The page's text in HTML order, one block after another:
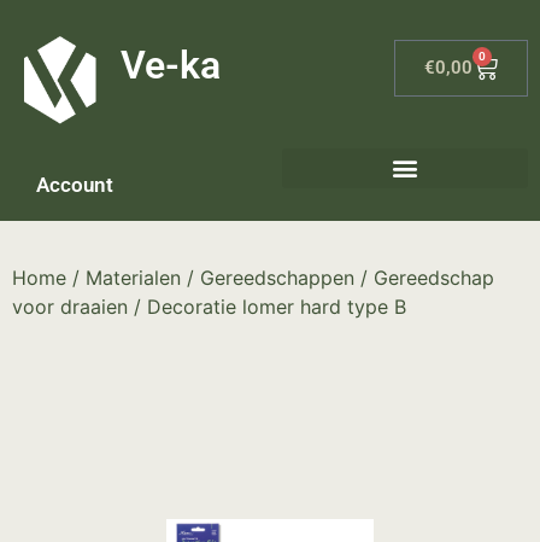
Ve-ka €0,00
0
Account
Home / Materialen / Gereedschappen / Gereedschap
voor draaien / Decoratie lomer hard type B